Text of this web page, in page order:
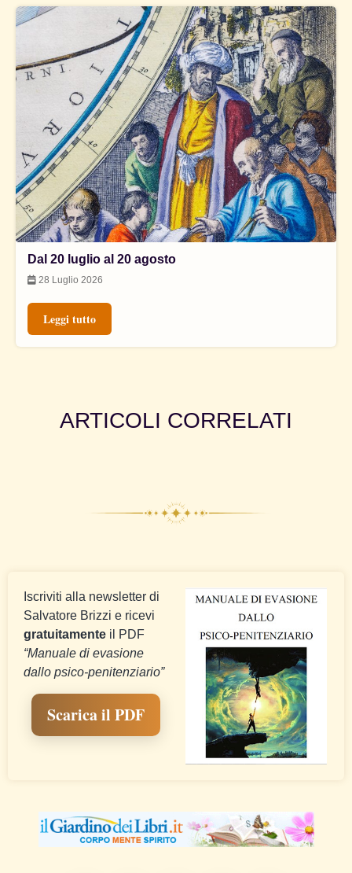
Dal 20 luglio al 20 agosto
28 Luglio 2026
Leggi tutto
ARTICOLI CORRELATI
Iscriviti alla newsletter di
Salvatore Brizzi e ricevi
gratuitamente il PDF
“Manuale di evasione
dallo psico-penitenziario”
Scarica il PDF